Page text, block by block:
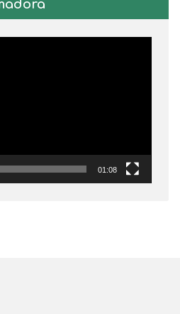
01:08